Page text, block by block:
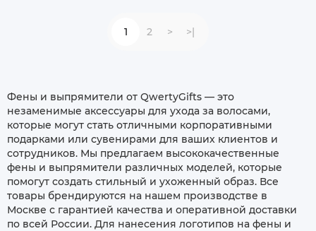
1 2 > >|
Фены и выпрямители от QwertyGifts — это
незаменимые аксессуары для ухода за волосами,
которые могут стать отличными корпоративными
подарками или сувенирами для ваших клиентов и
сотрудников. Мы предлагаем высококачественные
фены и выпрямители различных моделей, которые
помогут создать стильный и ухоженный образ. Все
товары брендируются на нашем производстве в
Москве с гарантией качества и оперативной доставки
по всей России. Для нанесения логотипов на фены и